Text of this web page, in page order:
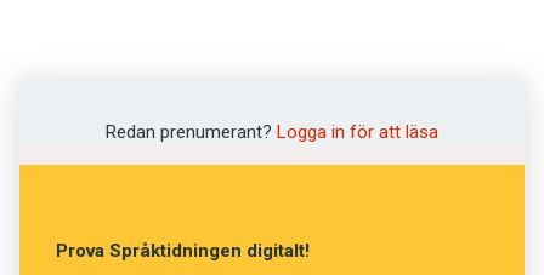
Redan prenumerant? Logga in för att läsa
Prova Språktidningen digitalt!